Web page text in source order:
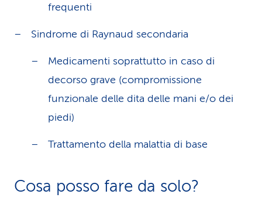
frequenti
Sindrome di Raynaud secondaria
Medicamenti soprattutto in caso di
decorso grave (compromissione
funzionale delle dita delle mani e/o dei
piedi)
Trattamento della malattia di base
Cosa posso fare da solo?